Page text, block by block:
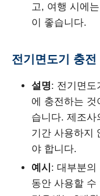
고, 여행 시에
이 좋습니다.
전기면도기 충전
설명: 전기면도
에 충전하는
습니다. 제조
기간 사용하지
야 합니다.
예시 : 대부분의
동안 사용할